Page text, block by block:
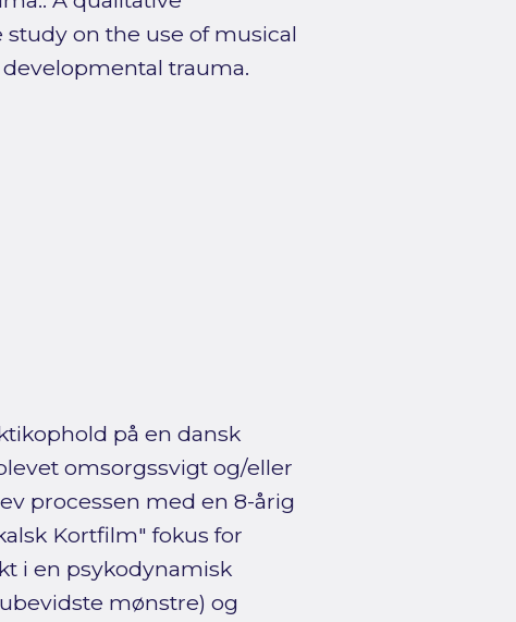
on the use of musical
trauma.
på en dansk
omsorgssvigt og/eller
processen med en 8-årig
Kortfilm" fokus for
i en psykodynamisk
mønstre) og